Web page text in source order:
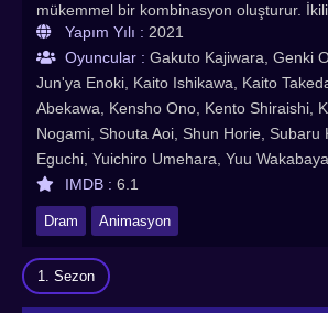
mükemmel bir kombinasyon oluşturur.
kulübüne katıldıkları Seiin Lisesi'ne
cm sıcakkanlı kaptan Shinichirou Oda,
onun yüzünden sürekli uzun kollu giyen
dahil olmak üzere ikinci sınıf öğrencileri
ışığına alerji. Yeni doğan ekip, eski
ve Fukui'nin yükselen yıldızı olur. Bu,
büyüleyici rakiple belirli bir takımın zafere
En çok izlenen Asya dizileri, Hint dizileri,
dizileri, Animeler Asyadiziizle’de
Yapım Yılı : 2021
Oyuncular : Gakuto Kajiwara, Genki
Jun'ya Enoki, Kaito Ishikawa, Kaito
Abekawa, Kensho Ono, Kento Shiraishi,
Nogami, Shouta Aoi, Shun Horie, Subaru
Eguchi, Yuichiro Umehara, Yuu
IMDB : 6.1
Dram Animasyon
1. Sezon